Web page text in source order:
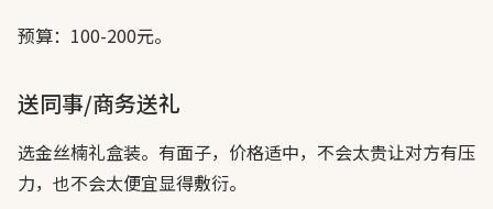
预算：100-200元。
送同事/商务送礼
选金丝楠礼盒装。有面子，价格适中，不会太贵让对方有压
力，也不会太便宜显得敷衍。